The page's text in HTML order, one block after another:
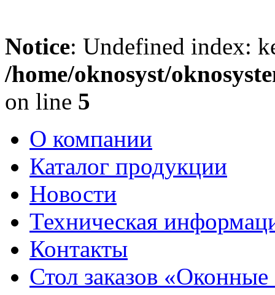
Notice: Undefined index:
/home/oknosyst/
on line 5
О компании
Каталог продукции
Новости
Техническая
Контакты
Стол заказов